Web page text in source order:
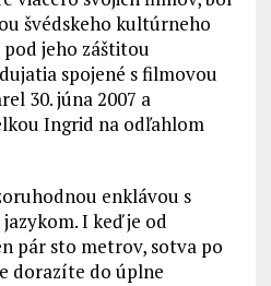
švédskeho kultúrneho
jeho záštitou
spojené s filmovou
30. júna 2007 a
Ingrid na odľahlom
enklávou s
I keď je od
pár sto metrov, sotva po
dorazíte do úplne